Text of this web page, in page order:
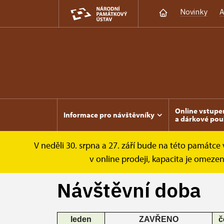
Novinky
Informace pro návštěvníky
Online
a dárkové
V neděli 30. srpna a 27. září bude na této
v online prodeji, kapacita je
Lipnice Informace pro návštěvníky
Návštěvní doba
leden ZAVŘENO